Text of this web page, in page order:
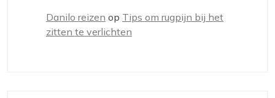
Danilo reizen op Tips om rugpijn bij het
zitten te verlichten